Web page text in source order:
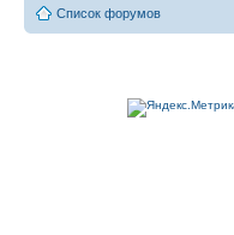
Список форумов